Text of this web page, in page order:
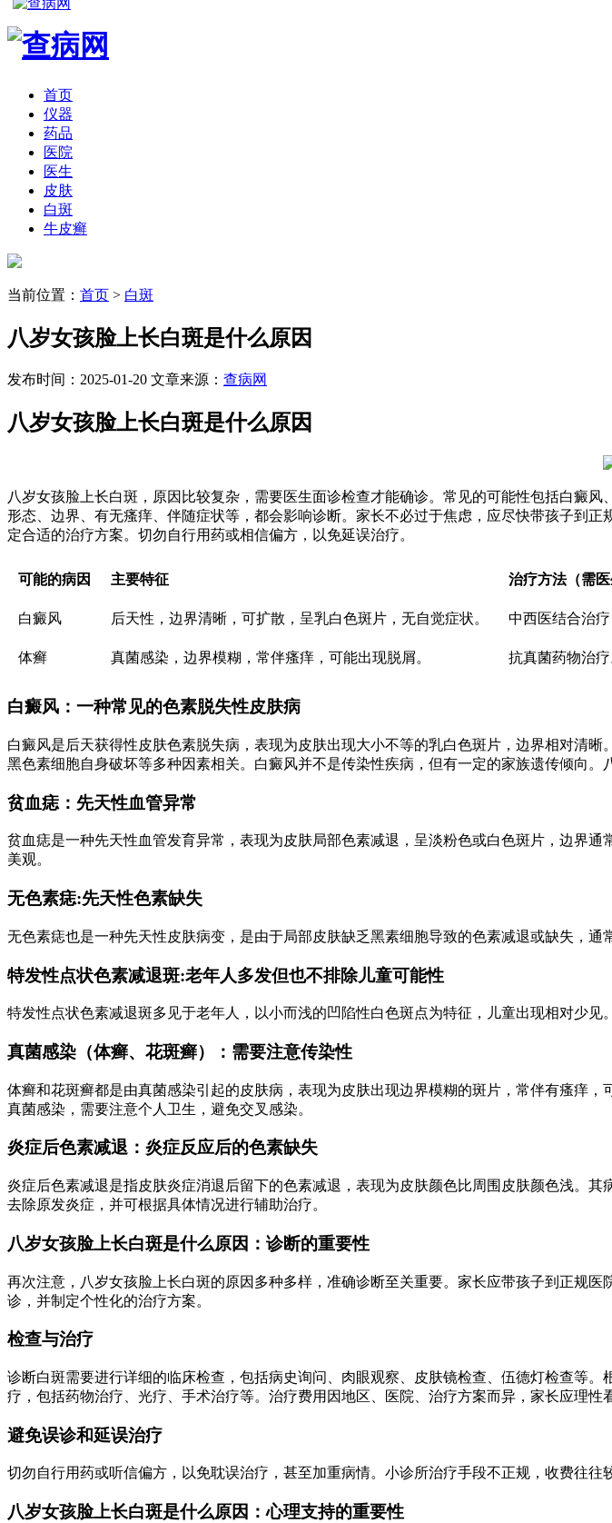
首页
仪器
药品
医院
医生
皮肤
白斑
牛皮癣
当前位置： 首页 > 白斑
八岁女孩脸上长白斑是什么原因
发布时间：2025-01-20 文章来源： 查病网
八岁女孩脸上长白斑是什么原因
八岁女孩脸上长白斑，原因比较复杂，需要医生面诊检查才能确诊。常见的可能性包括白癜
形态、边界、有无瘙痒、伴随症状等，都会影响诊断。家长不必过于焦虑，应尽快带孩子到
定合适的治疗方案。切勿自行用药或相信偏方，以免延误治疗。
可能的病因 主要特征 治疗方法（需医
白癜风 后天性，边界清晰，可扩散，呈乳白色斑片，无自觉症状。 中西医结合治疗
体癣 真菌感染，边界模糊，常伴瘙痒，可能出现脱屑。 抗真菌药物治疗
白癜风：一种常见的色素脱失性皮肤病
白癜风是后天获得性皮肤色素脱失病，表现为皮肤出现大小不等的乳白色斑片，边界相对清
黑色素细胞自身破坏等多种因素相关。白癜风并不是传染性疾病，但有一定的家族遗传倾向
贫血痣：先天性血管异常
贫血痣是一种先天性血管发育异常，表现为皮肤局部色素减退，呈淡粉色或白色斑片，边界
美观。
无色素痣:先天性色素缺失
无色素痣也是一种先天性皮肤病变，是由于局部皮肤缺乏黑素细胞导致的色素减退或缺失，通
特发性点状色素减退斑:老年人多发但也不排除儿童可能性
特发性点状色素减退斑多见于老年人，以小而浅的凹陷性白色斑点为特征，儿童出现相对少见
真菌感染（体癣、花斑癣）：需要注意传染性
体癣和花斑癣都是由真菌感染引起的皮肤病，表现为皮肤出现边界模糊的斑片，常伴有瘙痒
真菌感染，需要注意个人卫生，避免交叉感染。
炎症后色素减退：炎症反应后的色素缺失
炎症后色素减退是指皮肤炎症消退后留下的色素减退，表现为皮肤颜色比周围皮肤颜色浅。
去除原发炎症，并可根据具体情况进行辅助治疗。
八岁女孩脸上长白斑是什么原因：诊断的重要性
再次注意，八岁女孩脸上长白斑的原因多种多样，准确诊断至关重要。家长应带孩子到正规
诊，并制定个性化的治疗方案。
检查与治疗
诊断白斑需要进行详细的临床检查，包括病史询问、肉眼观察、皮肤镜检查、伍德灯检查等
疗，包括药物治疗、光疗、手术治疗等。治疗费用因地区、医院、治疗方案而异，家长应理性
避免误诊和延误治疗
切勿自行用药或听信偏方，以免耽误治疗，甚至加重病情。小诊所治疗手段不正规，收费往往
八岁女孩脸上长白斑是什么原因：心理支持的重要性